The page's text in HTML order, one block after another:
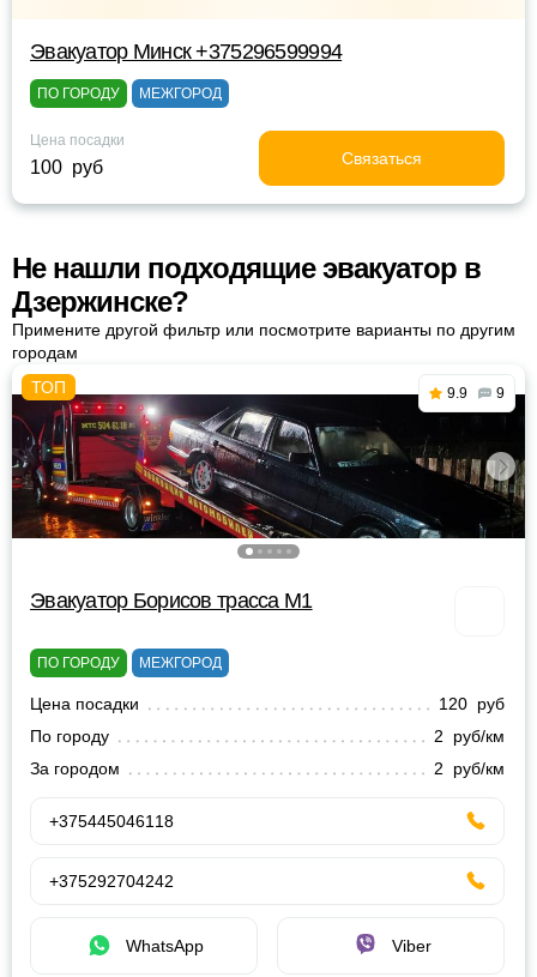
Эвакуатор Минск +375296599994
ПО ГОРОДУ МЕЖГОРОД
Цена посадки
100 руб Связаться
Не нашли подходящие эвакуатор в
Дзержинске?
Примените другой фильтр или посмотрите варианты по другим
городам
9.9 9
Эвакуатор Борисов трасса М1
ПО ГОРОДУ МЕЖГОРОД
Цена посадки
120 руб
По городу
2 руб/км
За городом
2 руб/км
+375445046118
+375292704242
WhatsApp Viber